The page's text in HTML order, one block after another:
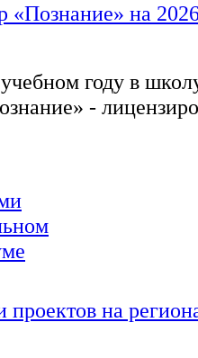
«Познание» на
году в
-
проектов на